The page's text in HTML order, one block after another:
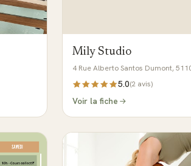
Mily Studio
4 Rue Alberto Santos Dumont,
5.0(2 avis)
Voir la fiche